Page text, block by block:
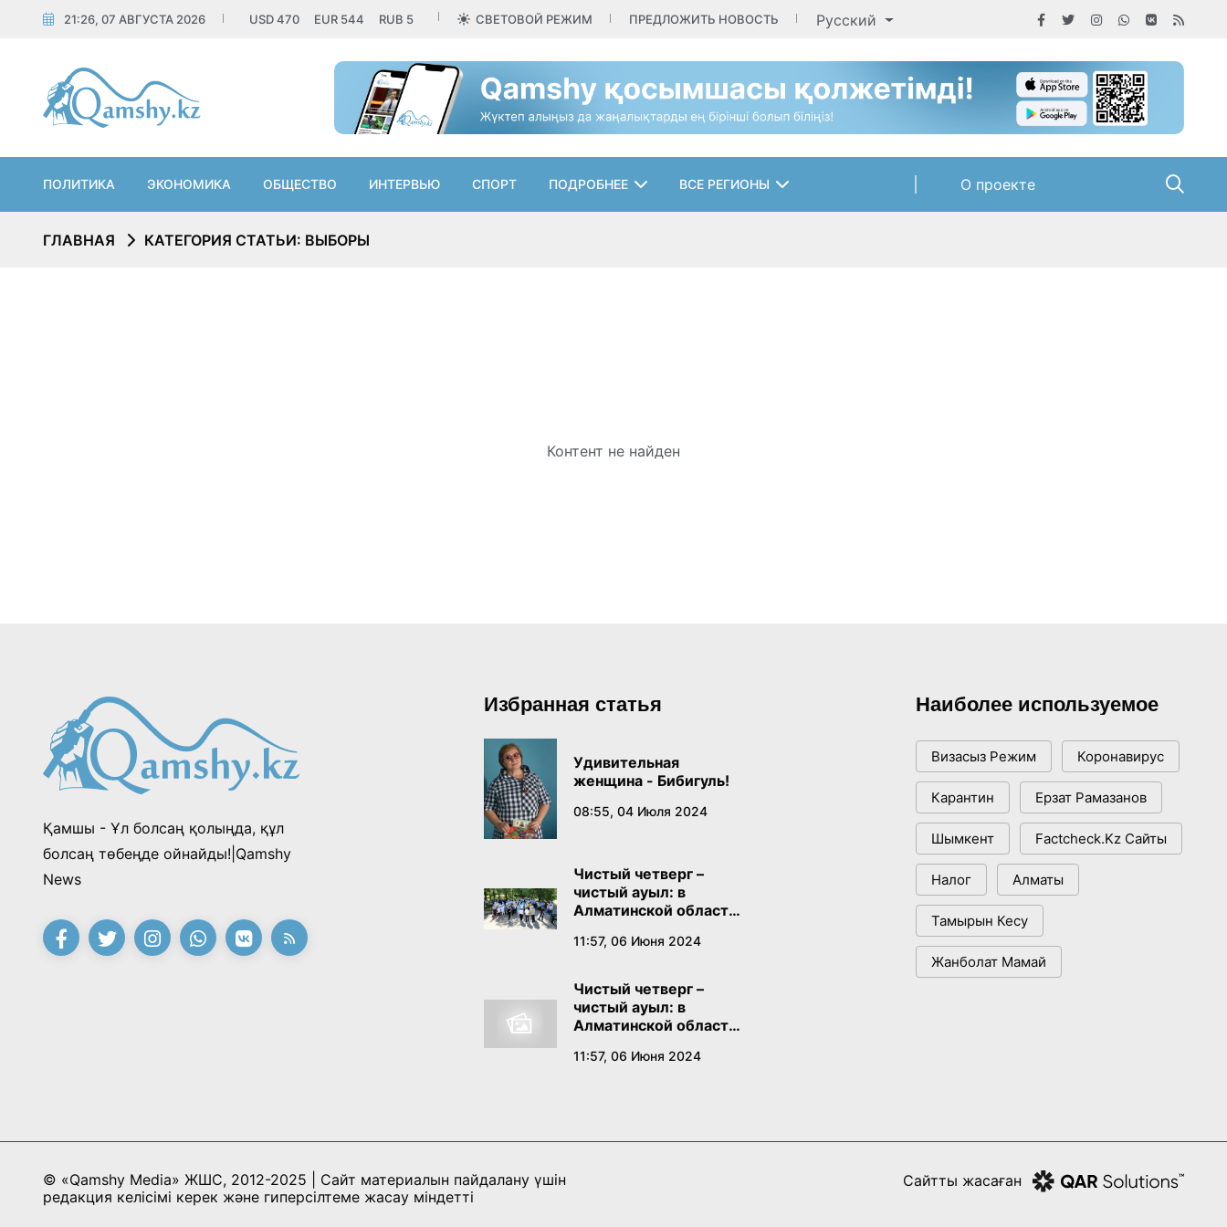
21:26, 07 АВГУСТА 2026 USD470 EUR 544 RUB 5 СВЕТОВОЙ РЕЖИМ ПРЕДЛОЖИТЬ НОВОСТЬ Русский
ПОЛИТИКА ЭКОНОМИКА ОБЩЕСТВО ИНТЕРВЬЮ СПОРТ ПОДРОБНЕЕ ВСЕ РЕГИОНЫ О проекте
ГЛАВНАЯ КАТЕГОРИЯ СТАТЬИ: ВЫБОРЫ
Контент не найден
Қамшы - Ұл болсаң қолыңда, құл
болсаң төбеңде ойнайды!|Qamshy
News
Избранная статья
Удивительная
женщина - Бибигуль!
08:55, 04 Июля 2024
Чистый четверг –
чистый ауыл: в
Алматинской области
экологическая акция
11:57, 06 Июня 2024
Чистый четверг –
чистый ауыл: в
Алматинской области
экологическая акция
11:57, 06 Июня 2024
Наиболее используемое
Визасыз Режим Коронавирус
Карантин Ерзат Рамазанов
Шымкент Factcheck.kz Сайты
Налог Алматы
Тамырын Кесу
Жанболат Мамай
© «Qamshy Media» ЖШС, 2012-2025 | Сайт материалын пайдалану үшін
редакция келісімі керек және гиперсілтеме жасау міндетті
Сайтты жасаған